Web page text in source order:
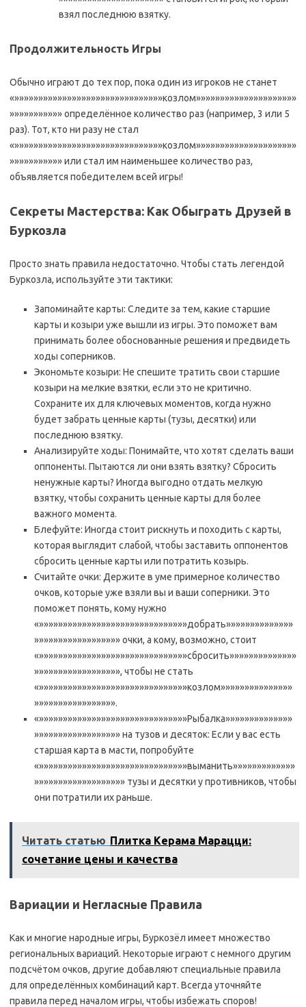
взял последнюю взятку.
Продолжительность Игры
Обычно играют до тех пор, пока один из игроков не станет
«»»»»»»»»»»»»»»»»»»»»»»»»»»»»»»»козлом»»»»»»»»»»»»»»»»»»»»»
»»»»»»»»»»» определённое количество раз (например, 3 или 5
раз). Тот, кто ни разу не стал
«»»»»»»»»»»»»»»»»»»»»»»»»»»»»»»»козлом»»»»»»»»»»»»»»»»»»»»»
»»»»»»»»»»» или стал им наименьшее количество раз,
объявляется победителем всей игры!
Секреты Мастерства: Как Обыграть Друзей в
Буркозла
Просто знать правила недостаточно. Чтобы стать легендой
Буркозла, используйте эти тактики:
Запоминайте карты: Следите за тем, какие старшие
карты и козыри уже вышли из игры. Это поможет вам
принимать более обоснованные решения и предвидеть
ходы соперников.
Экономьте козыри: Не спешите тратить свои старшие
козыри на мелкие взятки, если это не критично.
Сохраните их для ключевых моментов, когда нужно
будет забрать ценные карты (тузы, десятки) или
последнюю взятку.
Анализируйте ходы: Понимайте, что хотят сделать ваши
оппоненты. Пытаются ли они взять взятку? Сбросить
ненужные карты? Иногда выгодно отдать мелкую
взятку, чтобы сохранить ценные карты для более
важного момента.
Блефуйте: Иногда стоит рискнуть и походить с карты,
которая выглядит слабой, чтобы заставить оппонентов
сбросить ценные карты или потратить козырь.
Считайте очки: Держите в уме примерное количество
очков, которые уже взяли вы и ваши соперники. Это
поможет понять, кому нужно
«»»»»»»»»»»»»»»»»»»»»»»»»»»»»»»»добрать»»»»»»»»»»»»»»
»»»»»»»»»»»»»»»»»» очки, а кому, возможно, стоит
«»»»»»»»»»»»»»»»»»»»»»»»»»»»»»»»сбросить»»»»»»»»»»»»»»
»»»»»»»»»»»»»»»»»», чтобы не стать
«»»»»»»»»»»»»»»»»»»»»»»»»»»»»»»»козлом»»»»»»»»»»»»»»»
»»»»»»»»»»»»»»»»».
«»»»»»»»»»»»»»»»»»»»»»»»»»»»»»»»Рыбалка»»»»»»»»»»»»»»
»»»»»»»»»»»»»»»»»» на тузов и десяток: Если у вас есть
старшая карта в масти, попробуйте
«»»»»»»»»»»»»»»»»»»»»»»»»»»»»»»»выманить»»»»»»»»»»»»»
»»»»»»»»»»»»»»»»»»» тузы и десятки у противников, чтобы
они потратили их раньше.
Читать статью Плитка Керама Марацци:
сочетание цены и качества
Вариации и Негласные Правила
Как и многие народные игры, Буркозёл имеет множество
региональных вариаций. Некоторые играют с немного другим
подсчётом очков, другие добавляют специальные правила
для определённых комбинаций карт. Всегда уточняйте
правила перед началом игры, чтобы избежать споров!